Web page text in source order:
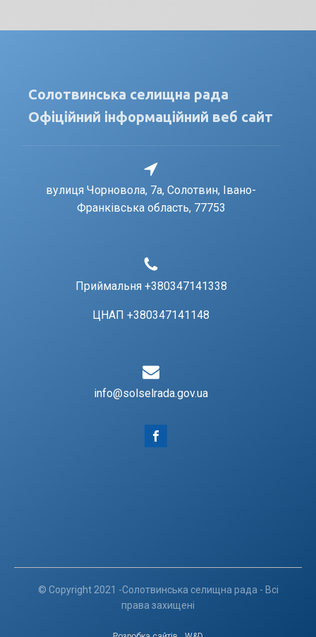
Солотвинська селищна рада
Офіційний інформаційний веб сайт
вулиця Чорновола, 7a, Солотвин, Івано-
Франківська область, 77753
Приймальня +380347141338
ЦНАП +380347141148
info@solselrada.gov.ua
© Copyright 2021 -Солотвинська селищна рада - Всі
права захищені